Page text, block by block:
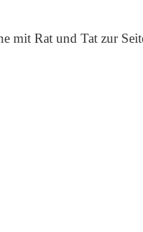
mit Rat und Tat zur